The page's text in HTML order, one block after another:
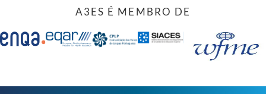
A3ES É MEMBRO DE